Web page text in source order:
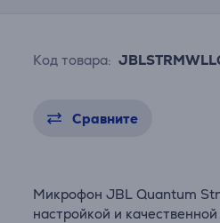
Код товара:
Сравните
Микрофон JBL Quantum
настройкой и